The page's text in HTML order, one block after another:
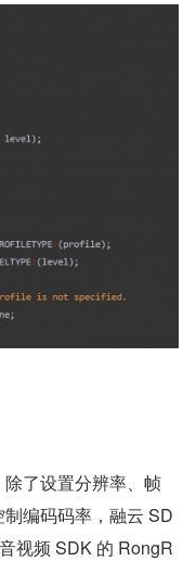
了设置分辨率、帧
编码码率，融云 SD
视频 SDK 的 RongR